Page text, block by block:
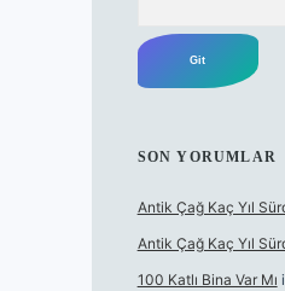
SON YORUMLAR
Antik Çağ Kaç Yıl
Antik Çağ Kaç Yıl
100 Katlı Bina Var Mı